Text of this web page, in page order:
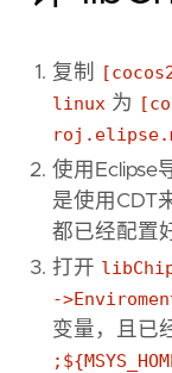
复制
linux 为
使用Eclipse
是使用CDT
都已经配置
打开
-
变量，且已